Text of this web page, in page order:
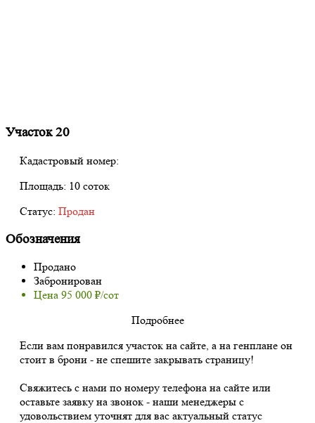
Участок 20
Кадастровый номер:
Площадь: 10 соток
Статус: Продан
Обозначения
Продано
Забронирован
Цена 95 000 ₽/сот
Подробнее
Если вам понравился участок на сайте, а на генплане он
стоит в брони - не спешите закрывать страницу!
Свяжитесь с нами по номеру телефона на сайте или
оставьте заявку на звонок - наши менеджеры с
удовольствием уточнят для вас актуальный статус